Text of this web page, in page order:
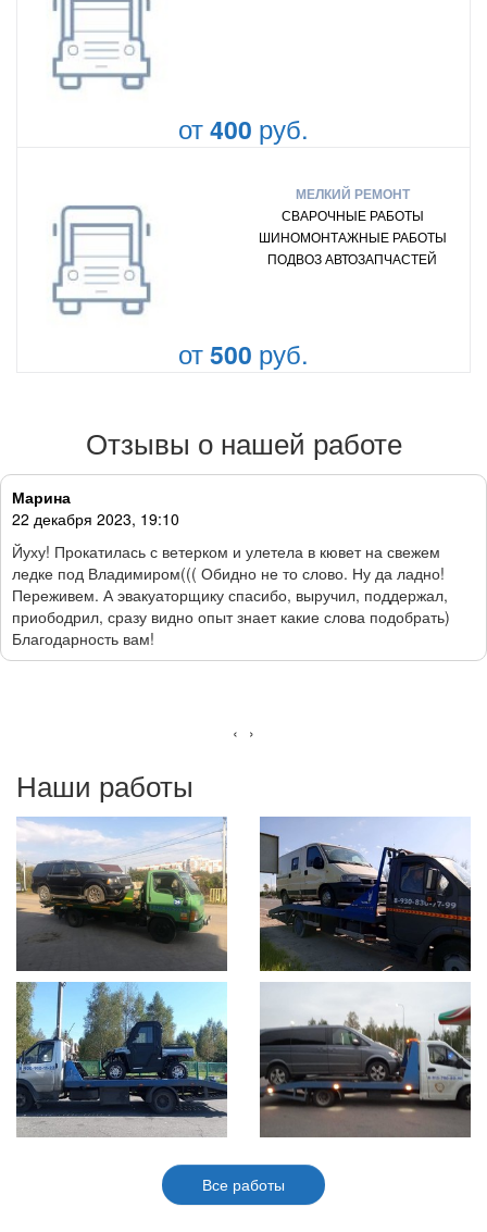
от400 руб.
МЕЛКИЙ РЕМОНТ
СВАРОЧНЫЕ РАБОТЫ
ШИНОМОНТАЖНЫЕ РАБОТЫ
ПОДВОЗ АВТОЗАПЧАСТЕЙ
от500 руб.
Отзывы о нашей работе
Марина
22 декабря 2023, 19:10
Йуху! Прокатилась с ветерком и улетела в кювет на свежем
ледке под Владимиром((( Обидно не то слово. Ну да ладно!
Переживем. А эвакуаторщику спасибо, выручил, поддержал,
приободрил, сразу видно опыт знает какие слова подобрать)
Благодарность вам!
‹ ›
Наши работы
Все работы